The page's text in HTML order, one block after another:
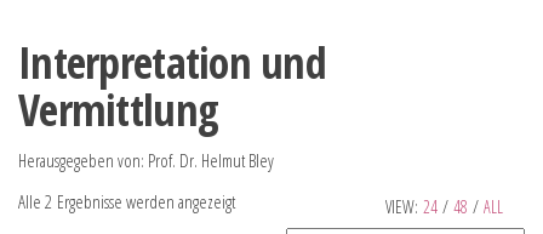
Interpretation und
Vermittlung
Herausgegeben von: Prof. Dr. Helmut Bley
VIEW: 24 / 48 / ALL
Alle 2 Ergebnisse werden angezeigt